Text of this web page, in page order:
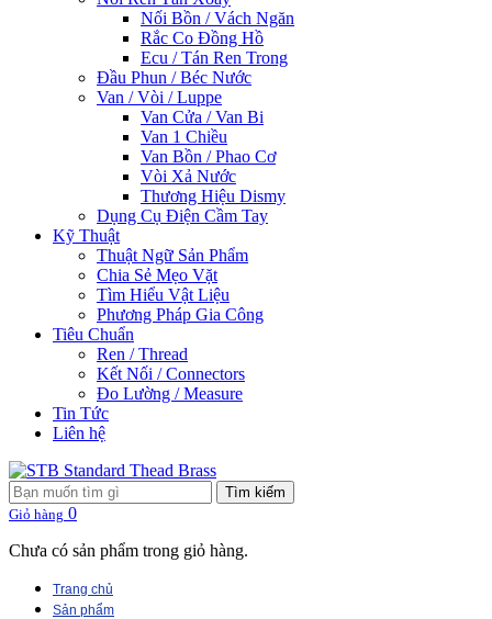
Nối Bồn / Vách Ngăn
Rắc Co Đồng Hồ
Ecu / Tán Ren Trong
Đầu Phun / Béc Nước
Van / Vòi / Luppe
Van Cửa / Van Bi
Van 1 Chiều
Van Bồn / Phao Cơ
Vòi Xả Nước
Thương Hiệu Dismy
Dụng Cụ Điện Cầm Tay
Kỹ Thuật
Thuật Ngữ Sản Phẩm
Chia Sẻ Mẹo Vặt
Tìm Hiểu Vật Liệu
Phương Pháp Gia Công
Tiêu Chuẩn
Ren / Thread
Kết Nối / Connectors
Đo Lường / Measure
Tin Tức
Liên hệ
Tìm kiếm
Giỏ hàng 0
Chưa có sản phẩm trong giỏ hàng.
Trang chủ
Sản phẩm